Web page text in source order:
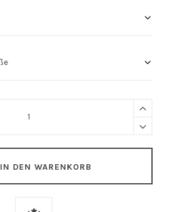
IN DEN WARENKORB